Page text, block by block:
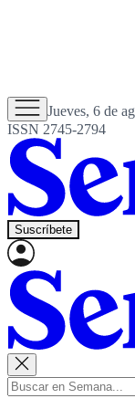
Jueves, 6 de
ISSN 2745-2794
Suscríbete